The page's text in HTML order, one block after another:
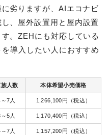
劣りますが、AIエコナビ
、屋外設置用と屋内設置
。ZEHにも対応している
導入したい人におすすめ
人数 本体希望小売価格
7人 1,266,100円（税込）
5人 1,170,400円（税込）
7人 1,157,200円（税込）